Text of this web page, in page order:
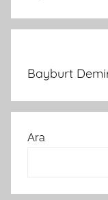
Bayburt
Ara